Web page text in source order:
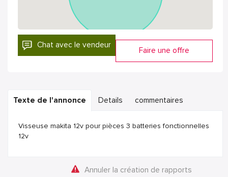
Chat avec le vendeur
Faire une offre
Texte de l'annonce Details commentaires
Visseuse makita 12v pour pièces 3 batteries fonctionnelles
12v
Annuler la création de rapports